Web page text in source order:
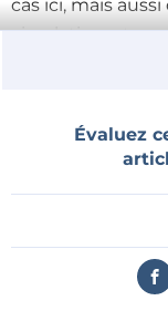
cas ici, mais
circulation, etc.
Les attaques de
les éditeurs et
encore trop peu
Évaluez